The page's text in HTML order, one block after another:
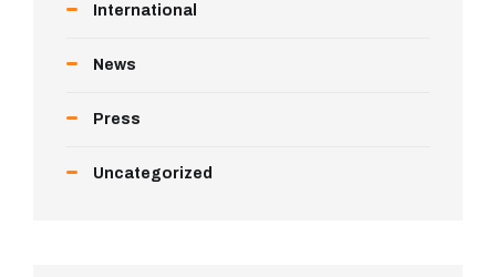
International
News
Press
Uncategorized